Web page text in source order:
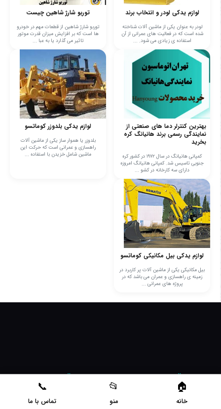
لوازم یدکی لودر و انتخاب برند
لودر به عنوان یکی از ماشین آلات شناخته
شده است که در فعالیت های عمرانی از آن
استفاده ی زیادی می شود. ...
توربو شارژ شاهین چیست
توربو شارژ شاهین از قطعات مهم در خودرو
ها است که بر افزایش میزان قدرت موتور
تاثیر می گذارد یا به عبا ...
بهترین کنترلر دما های صنعتی از
نمایندگی رسمی برند هانیانگ کره
بخرید
کمپانی هانیانگ در سال ۱۹۷۲ در کشور کره
جنوبی تاسیس شد. کمپانی هانیانگ امروزه
دارای سه کارخانه در کشو ...
لوازم یدکی بلدوزر کوماتسو
بلدوزر یا هموار ساز یکی از ماشین آلات
راهسازی و عمرانی است که حرکت این
ماشین شامل خزیدن با استفاده ...
لوازم یدکی بیل مکانیکی کوماتسو
بیل مکانیکی یکی از ماشین آلات پر کاربرد در
زمینه ی راهسازی و عمران می باشد که در
پروژه های عمرانی ...
خانه منو تماس با ما
دسترسی سریع دسترسی سریع